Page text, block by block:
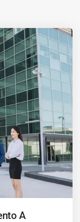
A